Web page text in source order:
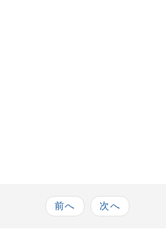
前へ 次へ